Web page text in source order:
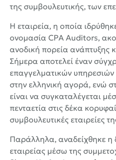
της συμβουλευτικής, των
Η εταιρεία, η οποία
ονομασία CPA Auditors,
ανοδική πορεία ανάπτυξης
Σήμερα αποτελεί έναν
επαγγελματικών
στην ελληνική αγορά, ενώ
είναι να συγκαταλέγεται
πενταετία στις δέκα
συμβουλευτικές εταιρείες
Παράλληλα, αναδείχθηκε η
εταιρείας μέσω της